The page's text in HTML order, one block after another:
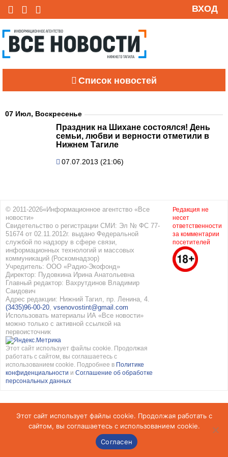
ВХОД
Список новостей
07 Июл, Воскресенье
Праздник на Шихане состоялся! День
семьи, любви и верности отметили в
Нижнем Тагиле
07.07.2013 (21:06)
© 2011-2026«Информационное агентство «Все
новости»
Свидетельство о регистрации СМИ: Эл № ФС 77-
51674 от 02.11.2012г. выдано Федеральной
службой по надзору в сфере связи,
информационных технологий и массовых
коммуникаций (Роскомнадзор)
Учредитель: ООО «Радио-Экофонд»
Директор: Пудовкина Ирина Анатольевна
Главный редактор: Вахрутдинов Владимир
Саидович
Адрес редакции: Нижний Тагил, пр. Ленина, 4.
(3435)96-00-20 vsenovostint@gmail.com
Использовать материалы ИА «Все новости»
можно только с активной ссылкой на
первоисточник
Этот сайт использует файлы cookie. Продолжая
работать с сайтом, вы соглашаетесь с
использованием cookie. Подробнее в Политике
конфиденциальности и Соглашение об обработке
персональных данных
Редакция не
несет
ответственности
за комментарии
посетителей
Этот сайт использует файлы cookie. Продолжая работать с
сайтом, вы соглашаетесь с использованием cookie.
Согласен